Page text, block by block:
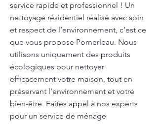
service rapide et professionnel ! Un
nettoyage résidentiel réalisé avec soin
et respect de l’environnement, c’est ce
que vous propose Pomerleau. Nous
utilisons uniquement des produits
écologiques pour nettoyer
efficacement votre maison, tout en
préservant l’environnement et votre
bien-être. Faites appel à nos experts
pour un service de ménage